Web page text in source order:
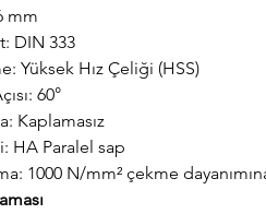
mm
DIN 333
Yüksek Hız Çeliği (HSS)
60°
Kaplamasız
HA Paralel sap
1000 N/mm² çekme